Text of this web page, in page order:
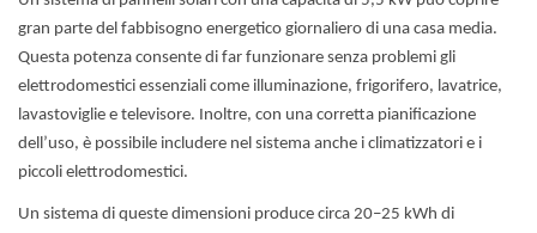
gran parte del fabbisogno energetico giornaliero di una casa media.
Questa potenza consente di far funzionare senza problemi gli
elettrodomestici essenziali come illuminazione, frigorifero, lavatrice,
lavastoviglie e televisore. Inoltre, con una corretta pianificazione
dell’uso, è possibile includere nel sistema anche i climatizzatori e i
piccoli elettrodomestici.
Un sistema di queste dimensioni produce circa 20–25 kWh di